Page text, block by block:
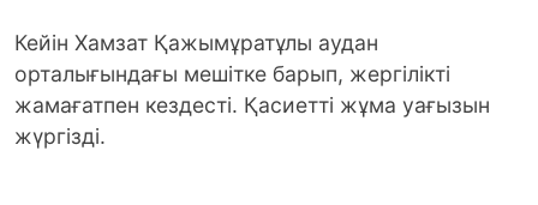
Кейін Хамзат Қажымұратұлы аудан
орталығындағы мешітке барып, жергілікті
жамағатпен кездесті. Қасиетті жұма уағызын
жүргізді.